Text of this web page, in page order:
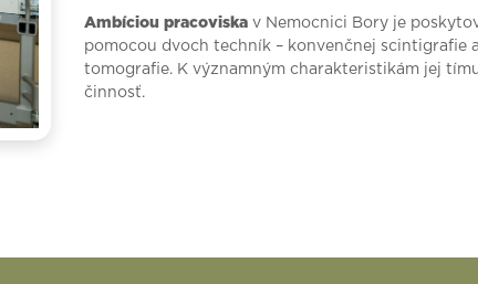
Ambíciou pracoviska v Nemocnici Bory je
pomocou dvoch techník – konvenčnej scintigrafie
tomografie. K významným charakteristikám jej
činnosť.